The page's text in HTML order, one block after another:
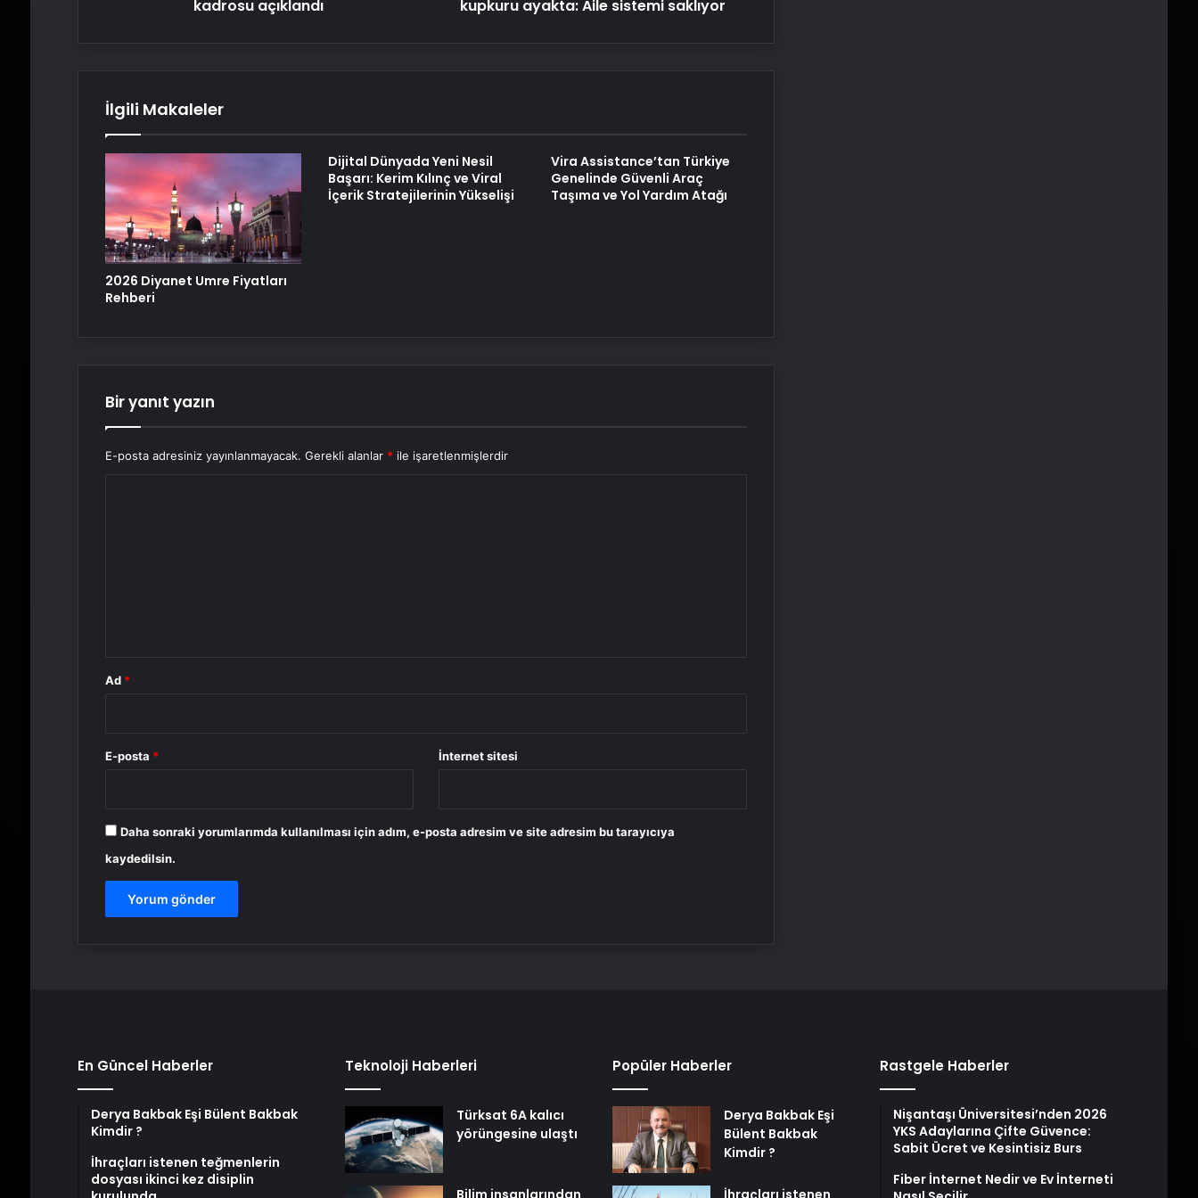
kadrosu açıklandı
kupkuru ayakta: Aile sistemi saklıyor
İlgili Makaleler
2026 Diyanet Umre Fiyatları
Rehberi
Dijital Dünyada Yeni Nesil
Başarı: Kerim Kılınç ve Viral
İçerik Stratejilerinin Yükselişi
Vira Assistance’tan Türkiye
Genelinde Güvenli Araç
Taşıma ve Yol Yardım Atağı
Bir yanıt yazın
E-posta adresiniz yayınlanmayacak. Gerekli alanlar * ile işaretlenmişlerdir
Ad *
E-posta * İnternet sitesi
Daha sonraki yorumlarımda kullanılması için adım, e-posta adresim ve site adresim bu tarayıcıya
kaydedilsin.
En Güncel Haberler
Derya Bakbak Eşi Bülent Bakbak
Kimdir ?
İhraçları istenen teğmenlerin
dosyası ikinci kez disiplin
Teknoloji Haberleri
Türksat 6A kalıcı
yörüngesine ulaştı
Popüler Haberler
Derya Bakbak Eşi
Bülent Bakbak
Kimdir ?
Rastgele Haberler
Nişantaşı Üniversitesi’nden 2026
YKS Adaylarına Çifte Güvence:
Sabit Ücret ve Kesintisiz Burs
Fiber İnternet Nedir ve Ev İnterneti